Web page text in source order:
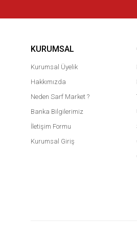
KURUMSAL
Kurumsal Üyelik
Hakkımızda
Neden Sarf Market ?
Banka Bilgilerimiz
İletişim Formu
Kurumsal Giriş